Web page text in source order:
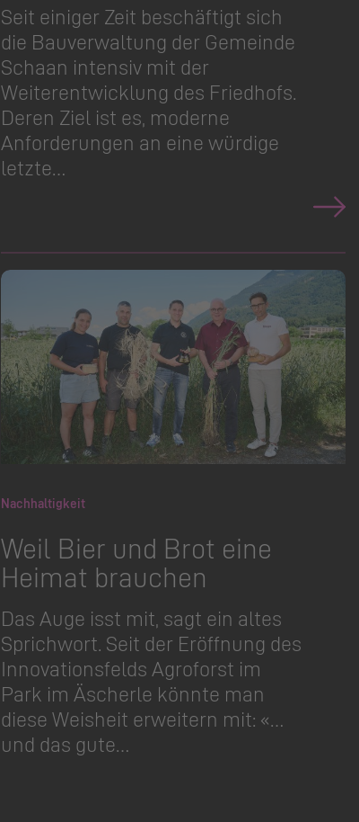
Seit einiger Zeit beschäftigt sich
die Bauverwaltung der Gemeinde
Schaan intensiv mit der
Weiterent­wicklung des Friedhofs.
Deren Ziel ist es, moderne
Anforderungen an eine würdige
letzte…
Nachhaltigkeit
Weil Bier und Brot eine
Heimat brauchen
Das Auge isst mit, sagt ein altes
Sprichwort. Seit der Eröffnung des
Innovati­onsfelds Agroforst im
Park im Äscherle könnte man
diese Weisheit erweitern mit: «…
und das gute…